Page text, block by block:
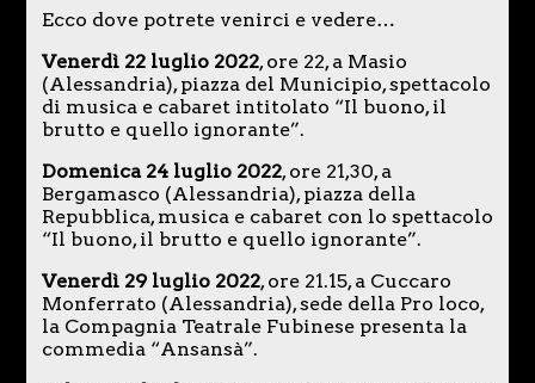
Ecco dove potrete venirci e vedere…
Venerdì 22 luglio 2022, ore 22, a Masio
(Alessandria), piazza del Municipio, spettacolo
di musica e cabaret intitolato “Il buono, il
brutto e quello ignorante”.
Domenica 24 luglio 2022, ore 21,30, a
Bergamasco (Alessandria), piazza della
Repubblica, musica e cabaret con lo spettacolo
“Il buono, il brutto e quello ignorante”.
Venerdì 29 luglio 2022, ore 21.15, a Cuccaro
Monferrato (Alessandria), sede della Pro loco,
la Compagnia Teatrale Fubinese presenta la
commedia “Ansansà”.